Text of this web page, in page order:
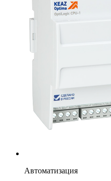
Автоматизация